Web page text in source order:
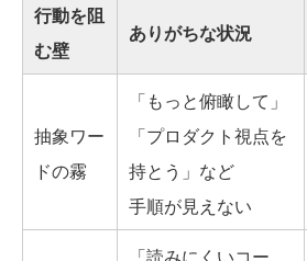
行動を阻
む壁
ありがちな状況
抽象ワー
ドの霧
「もっと俯瞰して」
「プロダクト視点を
持とう」など
手順が見えない